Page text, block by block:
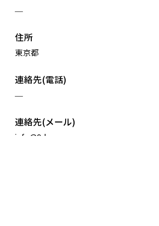
—
住所
東京都
連絡先(電話)
—
連絡先(メール)
info@9-bees.com